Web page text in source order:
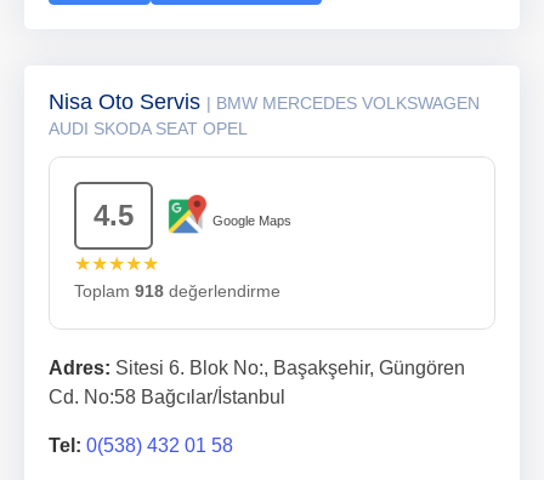
Nisa Oto Servis | BMW MERCEDES VOLKSWAGEN
AUDI SKODA SEAT OPEL
4.5 Google Maps
★★★★★
Toplam 918 değerlendirme
Adres: Sitesi 6. Blok No:, Başakşehir, Güngören
Cd. No:58 Bağcılar/İstanbul
Tel: 0(538) 432 01 58